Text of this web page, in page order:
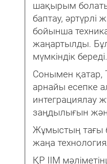
шақырым
баптау,
бойынша
жаңартылды. Бұл
мүмкіндік береді.
Сонымен қатар,
арнайы есепке
интеграциялау
заңдылығын
Жұмыстың тағы
жаңа
ҚР ІІМ